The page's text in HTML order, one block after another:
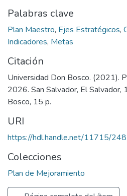
Palabras clave
Plan Maestro, Ejes Estratégicos,
Indicadores, Metas
Citación
Universidad Don Bosco. (2021).
2026. San Salvador, El Salvador,
Bosco, 15 p.
URI
https://hdl.handle.net/11715/
Colecciones
Plan de Mejoramiento